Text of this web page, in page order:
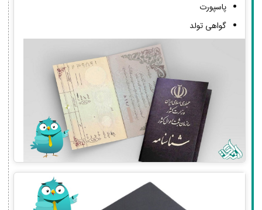
پاسپورت
گواهی تولد